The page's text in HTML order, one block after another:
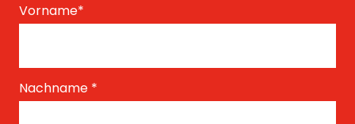
Vorname*
Nachname *